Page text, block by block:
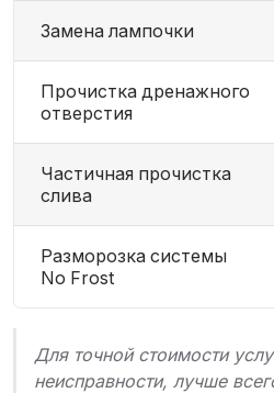
Замена лампочки
Прочистка дренажного
отверстия
Частичная прочистка
слива
Разморозка системы
No Frost
Для точной стоимости
неисправности, лучше